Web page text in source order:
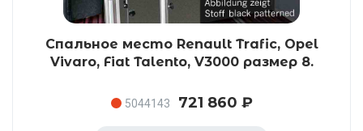
Спальное место Renault Trafic, Opel
Vivaro, Fiat Talento, V3000 размер 8.
5044143 721 860 ₽